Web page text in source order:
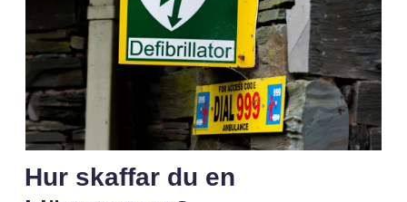
Hur skaffar du en